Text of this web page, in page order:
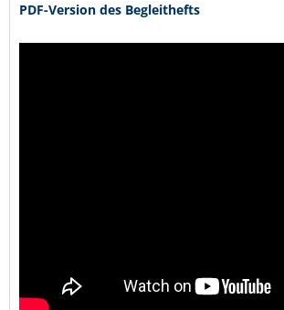
PDF-Version des Begleithefts